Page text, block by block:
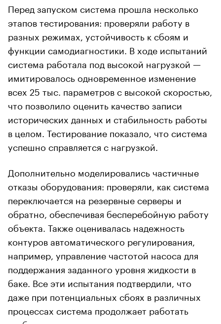
Перед запуском система прошла несколько
этапов тестирования: проверяли работу в
разных режимах, устойчивость к сбоям и
функции самодиагностики. В ходе испытаний
система работала под высокой нагрузкой —
имитировалось одновременное изменение
всех 25 тыс. параметров с высокой скоростью,
что позволило оценить качество записи
исторических данных и стабильность работы
в целом. Тестирование показало, что система
успешно справляется с нагрузкой.
Дополнительно моделировались частичные
отказы оборудования: проверяли, как система
переключается на резервные серверы и
обратно, обеспечивая бесперебойную работу
объекта. Также оценивалась надежность
контуров автоматического регулирования,
например, управление частотой насоса для
поддержания заданного уровня жидкости в
баке. Все эти испытания подтвердили, что
даже при потенциальных сбоях в различных
процессах система продолжает работать